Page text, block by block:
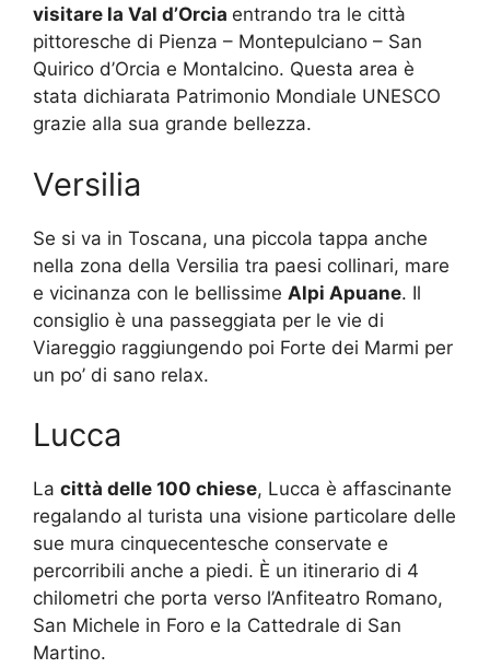
visitare la Val d’Orcia entrando tra le città
pittoresche di Pienza – Montepulciano – San
Quirico d’Orcia e Montalcino. Questa area è
stata dichiarata Patrimonio Mondiale UNESCO
grazie alla sua grande bellezza.
Versilia
Se si va in Toscana, una piccola tappa anche
nella zona della Versilia tra paesi collinari, mare
e vicinanza con le bellissime Alpi Apuane. Il
consiglio è una passeggiata per le vie di
Viareggio raggiungendo poi Forte dei Marmi per
un po’ di sano relax.
Lucca
La città delle 100 chiese, Lucca è affascinante
regalando al turista una visione particolare delle
sue mura cinquecentesche conservate e
percorribili anche a piedi. È un itinerario di 4
chilometri che porta verso l’Anfiteatro Romano,
San Michele in Foro e la Cattedrale di San
Martino.